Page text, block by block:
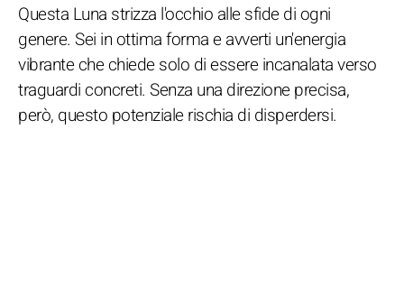
Questa Luna strizza l'occhio alle sfide di ogni
genere. Sei in ottima forma e avverti un'energia
vibrante che chiede solo di essere incanalata verso
traguardi concreti. Senza una direzione precisa,
però, questo potenziale rischia di disperdersi.